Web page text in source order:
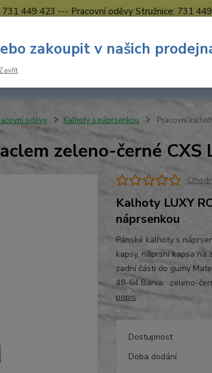
449 423 --- Pracovní oděvy Stružnice: 731
Hledat
Nevíte si rady? Zavolejte.
oděvy Kalhoty s náprsenkou Pracovní
zeleno-černé CXS
Kalhoty LUXY
náprsenkou
Pánské kalhoty s
kapsy, náprsní kapsa na
zadní části do gumy
48-64 Barva: zeleno-
popis
Dostupnost
Doba dodání
zakoupit v našich
Zavřít